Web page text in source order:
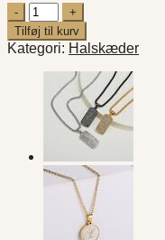
Retro
Chain
Gold
;
forgyldt
halskæde
antal
Tilføj til kurv
Kategori: Halskæder